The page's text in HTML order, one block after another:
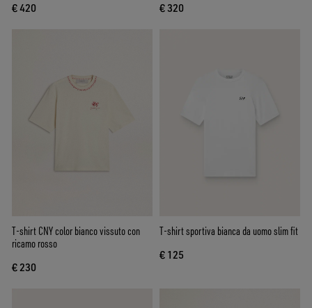
€ 420 € 320
T-shirt CNY color bianco vissuto con
ricamo rosso
€ 230
T-shirt sportiva bianca da uomo slim fit
€ 125